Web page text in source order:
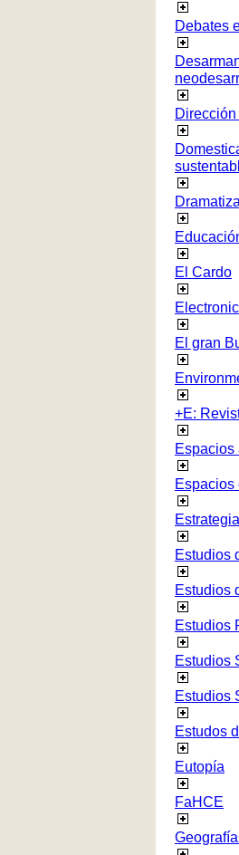
Debates
El Cardo
El gran
+E:
Espacios
Espacios
Estudios
Estudios
Estudios
Estudios
Estudios
Estudos
Eutopía
FaHCE